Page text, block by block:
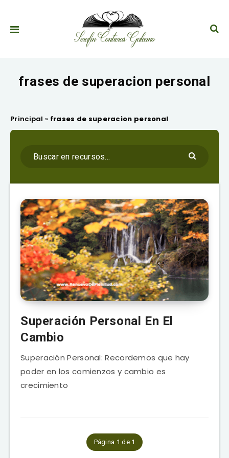
frases de superacion personal
Principal » frases de superacion personal
Superación Personal En El
Cambio
Superación Personal: Recordemos que hay
poder en los comienzos y cambio es
crecimiento
Página 1 de 1